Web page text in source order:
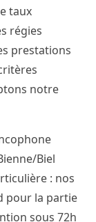
taux
régies
prestations
notre
Biel
: nos
pour la partie
sous 72h